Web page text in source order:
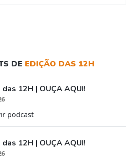
DE EDIÇÃO DAS 12H
das 12H | OUÇA AQUI!
podcast
das 12H | OUÇA AQUI!